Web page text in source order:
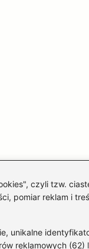
czyli tzw.
pomiar reklam i
unikalne
reklamowych (62)